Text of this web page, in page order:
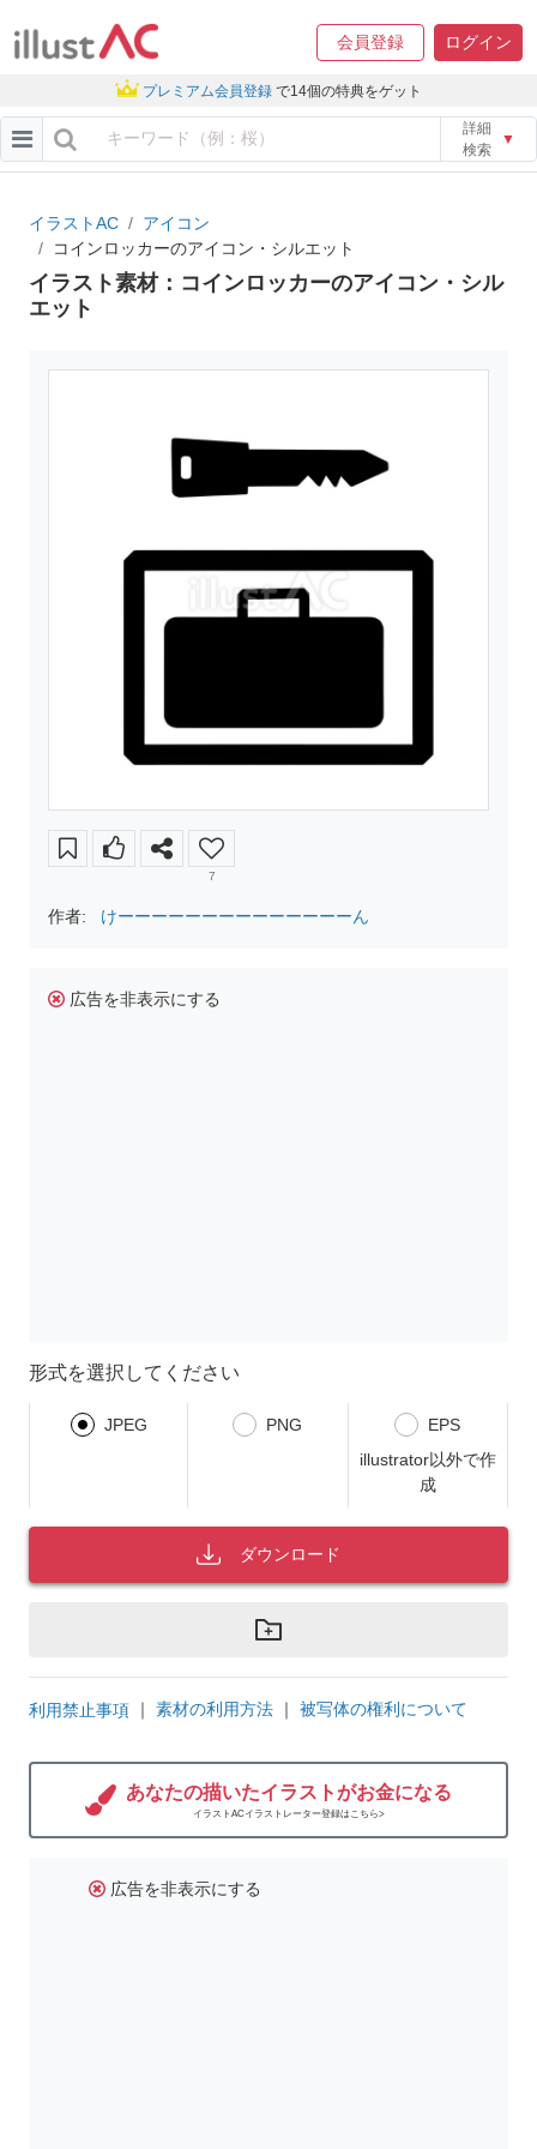
会員登録 ログイン
プレミアム会員登録 で14個の特典をゲット
詳細
検索
▼
イラストAC
アイコン
コインロッカーのアイコン・シルエット
イラスト素材：コインロッカーのアイコン・シル
エット
7
作者: けーーーーーーーーーーーーーーん
広告を非表示にする
形式を選択してください
JPEG PNG
EPS
illustrator以外で作
成
ダウンロード
利用禁止事項 ｜ 素材の利用方法 ｜ 被写体の権利について
あなたの描いたイラストがお金になる
イラストACイラストレーター登録はこちら>
広告を非表示にする